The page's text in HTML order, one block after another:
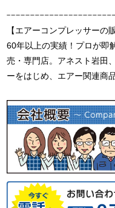
【エアーコンプレッサーの
60年以上の実績！プロが即
売・専門店。アネスト岩田
ーをはじめ、エアー関連商